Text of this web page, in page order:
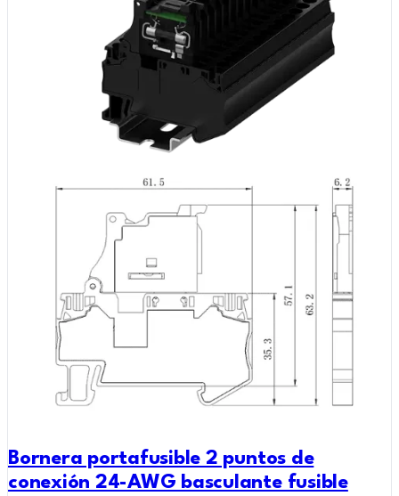
Bornera portafusible 2 puntos de
conexión 24-AWG basculante fusible